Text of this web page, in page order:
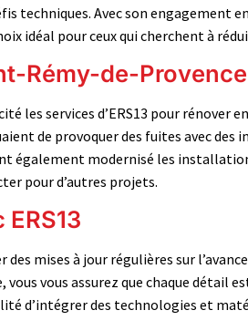
techniques. Avec son engagement
idéal pour ceux qui cherchent à
Rémy-de-Provence
les services d’ERS13 pour rénover
de provoquer des fuites avec des
également modernisé les
pour d’autres projets.
mises à jour régulières sur
vous assurez que chaque détail
d’intégrer des technologies et